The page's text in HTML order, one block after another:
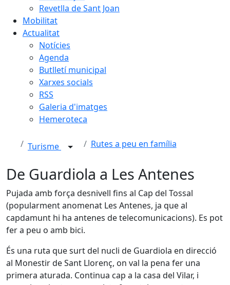
Revetlla de Sant Joan
Mobilitat
Actualitat
Notícies
Agenda
Butlletí municipal
Xarxes socials
RSS
Galeria d'imatges
Hemeroteca
Turisme Rutes a peu en família
De Guardiola a Les Antenes
Pujada amb força desnivell fins al Cap del Tossal
(popularment anomenat Les Antenes, ja que al
capdamunt hi ha antenes de telecomunicacions). Es pot
fer a peu o amb bici.
És una ruta que surt del nucli de Guardiola en direcció
al Monestir de Sant Llorenç, on val la pena fer una
primera aturada. Continua cap a la casa del Vilar, i